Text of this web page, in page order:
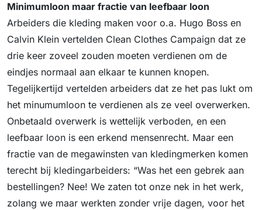
Minimumloon maar fractie van leefbaar loon
Arbeiders die kleding maken voor o.a. Hugo Boss en
Calvin Klein vertelden Clean Clothes Campaign dat ze
drie keer zoveel zouden moeten verdienen om de
eindjes normaal aan elkaar te kunnen knopen.
Tegelijkertijd vertelden arbeiders dat ze het pas lukt om
het minumumloon te verdienen als ze veel overwerken.
Onbetaald overwerk is wettelijk verboden, en een
leefbaar loon is een erkend mensenrecht. Maar een
fractie van de megawinsten van kledingmerken komen
terecht bij kledingarbeiders: “Was het een gebrek aan
bestellingen? Nee! We zaten tot onze nek in het werk,
zolang we maar werkten zonder vrije dagen, voor het